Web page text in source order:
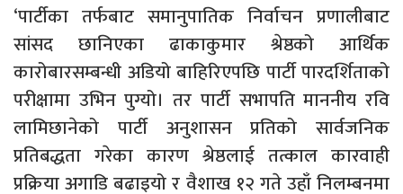
‘पार्टीका तर्फबाट समानुपातिक निर्वाचन प्रणालीबाट
सांसद छानिएका ढाकाकुमार श्रेष्ठको आर्थिक
कारोबारसम्बन्धी अडियो बाहिरिएपछि पार्टी पारदर्शिताको
परीक्षामा उभिन पुग्यो। तर पार्टी सभापति माननीय रवि
लामिछानेको पार्टी अनुशासन प्रतिको सार्वजनिक
प्रतिबद्धता गरेका कारण श्रेष्ठलाई तत्काल कारवाही
प्रक्रिया अगाडि बढाइयो र वैशाख १२ गते उहाँ निलम्बनमा